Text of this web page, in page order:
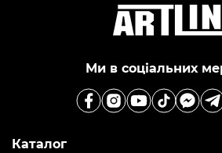
Ми в соціальних
Каталог